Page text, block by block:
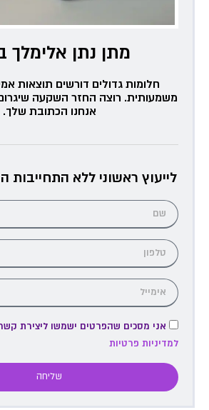
מתן נתן אלימלך
חלומות גדולים דורשים תוצאות
משמעותית. רוצה החזר השקעה שיגרום
אנחנו הכתובת שלך.
לייעוץ ראשוני ללא התחייבות
אני מסכים שהפרטים ישמשו ליצירת
למדיניות פרטיות
שליחה